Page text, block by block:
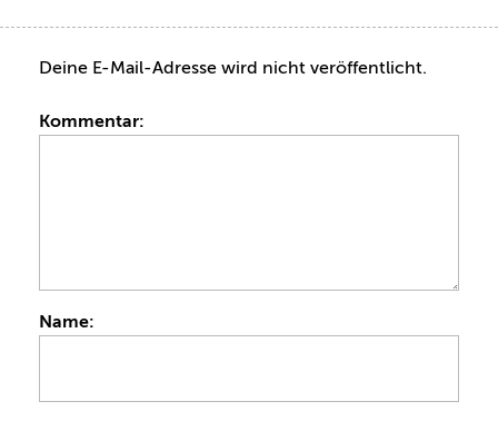
Deine E-Mail-Adresse wird nicht veröffentlicht.
Kommentar:
Name: